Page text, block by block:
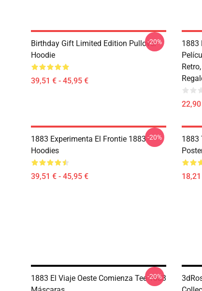
Birthday Gift Limited Edition Pullover
Hoodie
39,51 € - 45,95 €
-20%
1883
1883 Experimenta El Frontie 1883
Hoodies
39,51 € - 45,95 €
-20%
1883
1883 El Viaje Oeste Comienza Tee 1883
-20%